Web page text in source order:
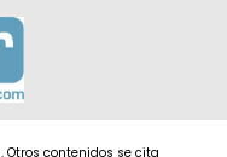
Otros contenidos se cita